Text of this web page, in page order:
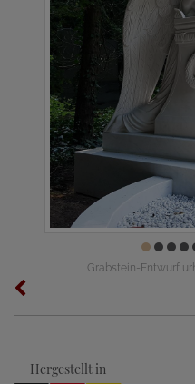
Grabstein-Entwurf
Hergestellt in